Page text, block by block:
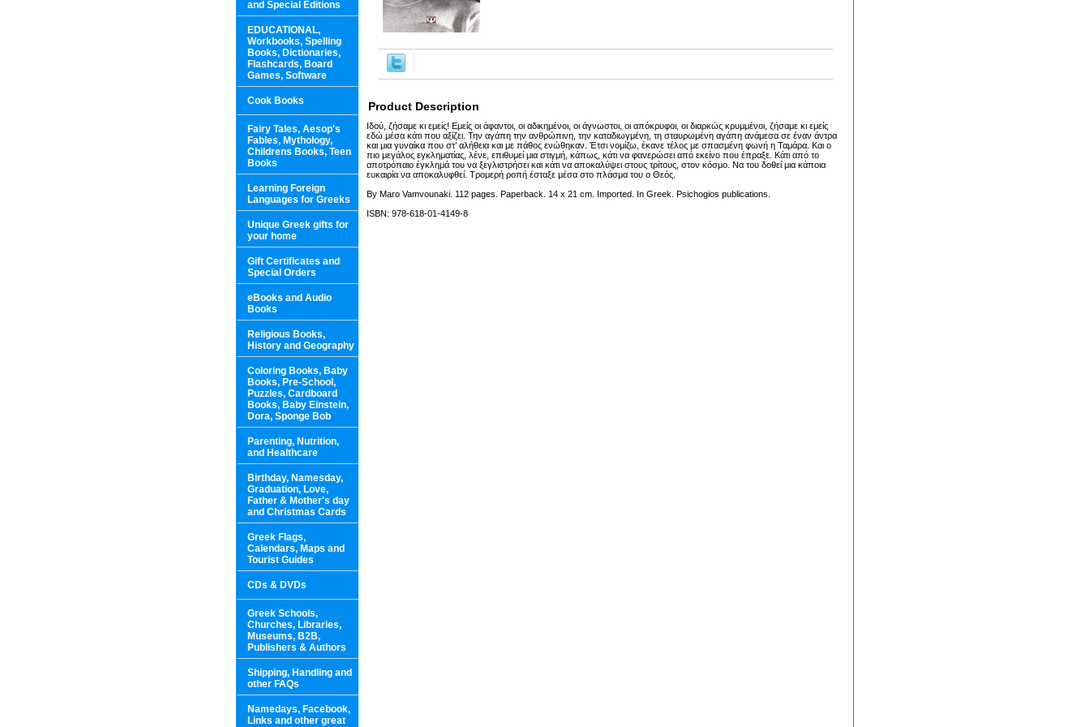
Product Description
Ιδού, ζήσαμε κι εμείς! Εμείς οι άφαντοι, οι αδικημένοι, οι άγνωστοι, οι απόκρυφοι, οι διαρκώς κρυμμένοι, ζήσαμε κι εμείς
εδώ μέσα κάτι που αξίζει. Την αγάπη την ανθρώπινη, την καταδιωγμένη, τη σταυρωμένη αγάπη ανάμεσα σε έναν άντρα
και μια γυναίκα που στ’ αλήθεια και με πάθος ενώθηκαν. Έτσι νομίζω, έκανε τέλος με σπασμένη φωνή η Ταμάρα. Και ο
πιο μεγάλος εγκληματίας, λένε, επιθυμεί μια στιγμή, κάπως, κάτι να φανερώσει από εκείνο που έπραξε. Κάτι από το
αποτρόπαιο έγκλημά του να ξεγλιστρήσει και κάτι να αποκαλύψει στους τρίτους, στον κόσμο. Να του δοθεί μια κάποια
ευκαιρία να αποκαλυφθεί. Τρομερή ροπή έσταξε μέσα στο πλάσμα του ο Θεός.
By Maro Vamvounaki. 112 pages. Paperback. 14 x 21 cm. Imported. In Greek. Psichogios publications.
ISBN: 978-618-01-4149-8
and Special Editions
EDUCATIONAL,
Workbooks, Spelling
Books, Dictionaries,
Flashcards, Board
Games, Software
Cook Books
Fairy Tales, Aesop's
Fables, Mythology,
Childrens Books, Teen
Books
Learning Foreign
Languages for Greeks
Unique Greek gifts for
your home
Gift Certificates and
Special Orders
eBooks and Audio
Books
Religious Books,
History and Geography
Coloring Books, Baby
Books, Pre-School,
Puzzles, Cardboard
Books, Baby Einstein,
Dora, Sponge Bob
Parenting, Nutrition,
and Healthcare
Birthday, Namesday,
Graduation, Love,
Father & Mother's day
and Christmas Cards
Greek Flags,
Calendars, Maps and
Tourist Guides
CDs & DVDs
Greek Schools,
Churches, Libraries,
Museums, B2B,
Publishers & Authors
Shipping, Handling and
other FAQs
Namedays, Facebook,
Links and other great